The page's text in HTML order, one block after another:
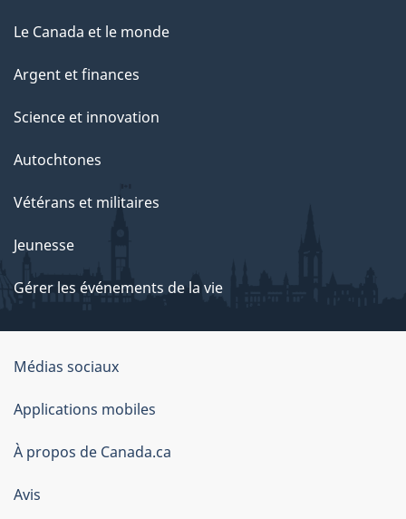
Le Canada et le monde
Argent et finances
Science et innovation
Autochtones
Vétérans et militaires
Jeunesse
Gérer les événements de la vie
Organisation
du
gouvernement
du
Canada
Médias sociaux
Applications mobiles
À propos de Canada.ca
Avis